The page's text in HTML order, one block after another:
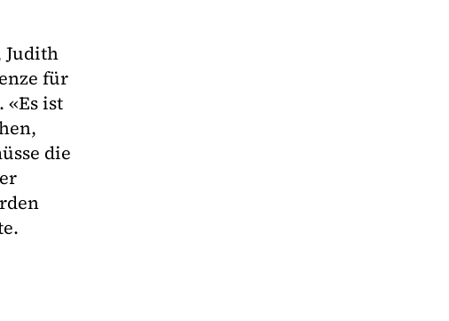
Judith
für
«Es ist
die